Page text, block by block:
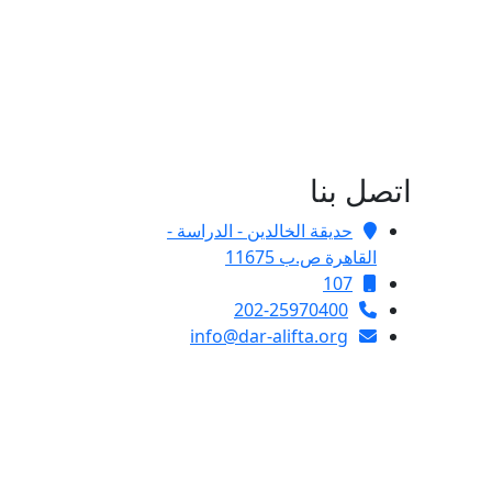
اتصل بنا
حديقة الخالدين - الدراسة -
القاهرة ص.ب 11675
107
202-25970400
info@dar-alifta.org